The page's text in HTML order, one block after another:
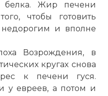
белка. Жир печени
чтобы готовить
и вполне
Возрождения, в
кругах снова
к печени гуся.
у евреев, а потом и